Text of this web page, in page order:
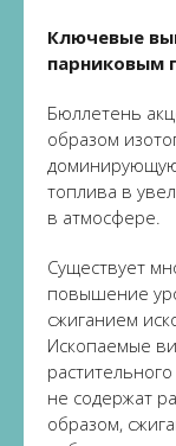
Ключевые
парниковым
Бюллетень
образом
топлива в
в атмосфере.
Существует
повышение
сжиганием
Ископаемые
не содержат
образом,